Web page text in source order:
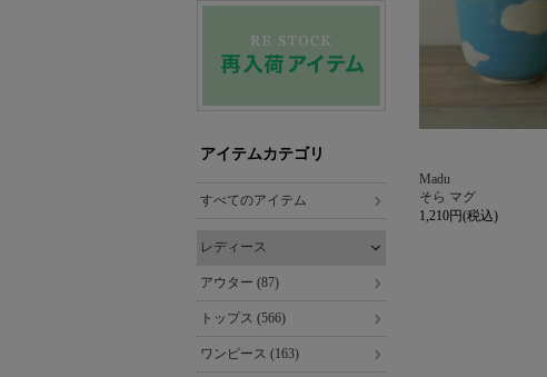
アイテムカテゴリ
すべてのアイテム
レディース
アウター (87)
トップス (566)
ワンピース (163)
Madu
そら マグ
1,210円(税込)